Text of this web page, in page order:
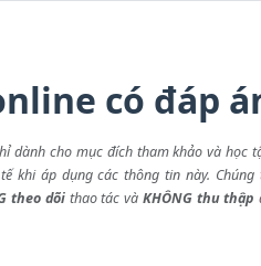
có đáp
dành cho mục đích tham khảo và học
khi áp dụng các thông tin này. Chúng
theo dõithao tác và KHÔNG thu thập